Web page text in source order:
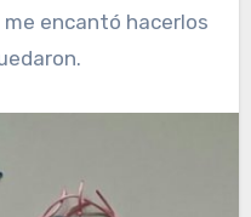
encantó hacerlos